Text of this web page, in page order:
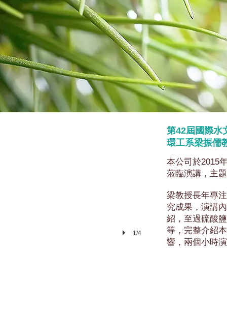
主持人鄭副總介紹梁老師
1/4
第42屆國際水
環工系梁振儒
本公司於2015
蒞臨演講，主
梁教授長年專
究成果，演講
紹，至過硫酸
等，完整介紹
響，兩個小時